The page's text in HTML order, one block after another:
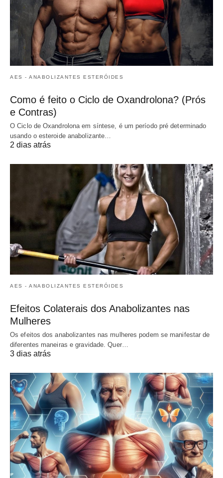
AES - ANABOLIZANTES ESTERÓIDES
Como é feito o Ciclo de Oxandrolona? (Prós
e Contras)
O Ciclo de Oxandrolona em síntese, é um período pré determinado
usando o esteroide anabolizante…
2 dias atrás
AES - ANABOLIZANTES ESTERÓIDES
Efeitos Colaterais dos Anabolizantes nas
Mulheres
Os efeitos dos anabolizantes nas mulheres podem se manifestar de
diferentes maneiras e gravidade. Quer…
3 dias atrás